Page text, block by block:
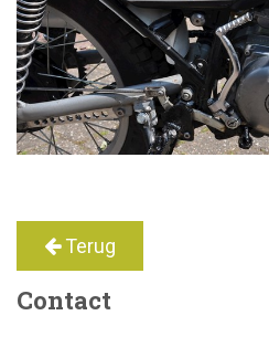
Terug
Contact